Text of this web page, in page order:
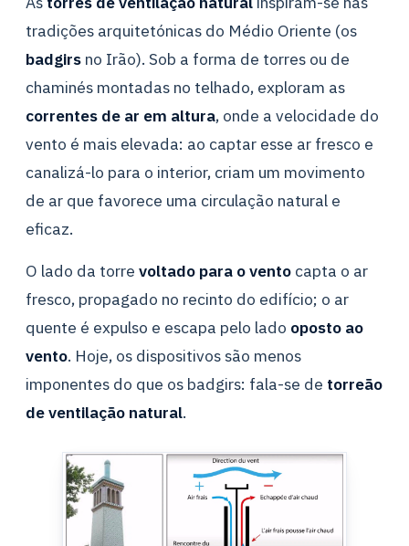
tradições arquitetónicas do Médio Oriente (os
badgirs no Irão). Sob a forma de torres ou de
chaminés montadas no telhado, exploram as
correntes de ar em altura, onde a velocidade do
vento é mais elevada: ao captar esse ar fresco e
canalizá-lo para o interior, criam um movimento
de ar que favorece uma circulação natural e
eficaz.
O lado da torre voltado para o vento capta o ar
fresco, propagado no recinto do edifício; o ar
quente é expulso e escapa pelo lado oposto ao
vento. Hoje, os dispositivos são menos
imponentes do que os badgirs: fala-se de torreão
de ventilação natural.